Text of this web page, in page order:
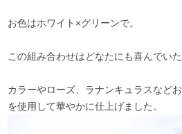
お色はホワイト×グリーンで。
この組み合わせはどなたにも喜んでい
カラーやローズ、ラナンキュラスなど
を使用して華やかに仕上げました。